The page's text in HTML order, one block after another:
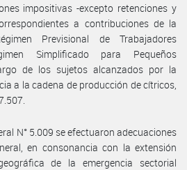
impositivas -excepto retenciones y
a contribuciones de la
Previsional de Trabajadores
Simplificado para Pequeños
de los sujetos alcanzados por la
a la cadena de producción de cítricos,
N° 5.009 se efectuaron adecuaciones
en consonancia con la extensión
de la emergencia sectorial